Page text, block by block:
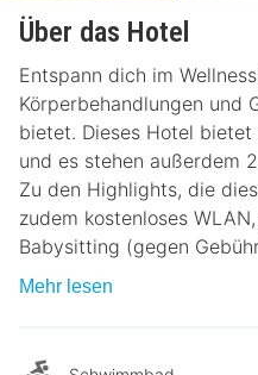
Über das Hotel
Entspann dich im
Körperbehandlungen und
bietet. Dieses Hotel
und es stehen außerdem
Zu den Highlights, die
zudem kostenloses
Babysitting (gegen
Mehr lesen